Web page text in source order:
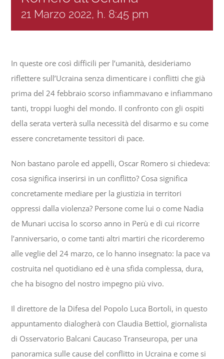
Notizie
Chi siamo
21 Marzo 2022, h. 8:45 pm
In queste ore così difficili per l’umanità, desideriamo
riflettere sull’Ucraina senza dimenticare i conflitti che già
prima del 24 febbraio scorso infiammavano e infiammano
tanti, troppi luoghi del mondo. Il confronto con gli ospiti
della serata verterà sulla necessità del disarmo e su come
essere concretamente tessitori di pace.
Non bastano parole ed appelli, Oscar Romero si chiedeva:
cosa significa inserirsi in un conflitto? Cosa significa
concretamente mediare per la giustizia in territori
oppressi dalla violenza? Persone come lui o come Nadia
de Munari uccisa lo scorso anno in Perù e di cui ricorre
l’anniversario, o come tanti altri martiri che ricorderemo
alle veglie del 24 marzo, ce lo hanno insegnato: la pace va
costruita nel quotidiano ed è una sfida complessa, dura,
che ha bisogno del nostro impegno più vivo.
Il direttore de la Difesa del Popolo Luca Bortoli, in questo
appuntamento dialogherà con Claudia Bettiol, giornalista
di Osservatorio Balcani Caucaso Transeuropa, per una
panoramica sulle cause del conflitto in Ucraina e come si